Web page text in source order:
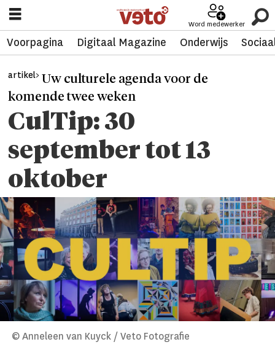
Word medewerker
Voorpagina Digitaal Magazine Onderwijs
artikel> Uw culturele agenda voor de
komende twee weken
CulTip: 30
september tot 13
oktober
© Anneleen van Kuyck / Veto Fotografie